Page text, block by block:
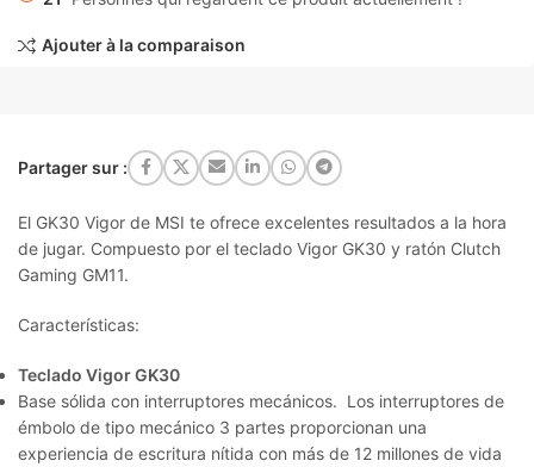
Ajouter à la comparaison
Partager sur :
El GK30 Vigor de MSI te ofrece excelentes resultados a la hora
de jugar. Compuesto por el teclado Vigor GK30 y ratón Clutch
Gaming GM11.
Características:
Teclado Vigor GK30
Base sólida con interruptores mecánicos. Los interruptores de
émbolo de tipo mecánico 3 partes proporcionan una
experiencia de escritura nítida con más de 12 millones de vida